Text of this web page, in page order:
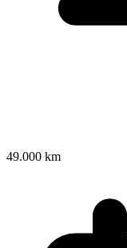
49.000 km